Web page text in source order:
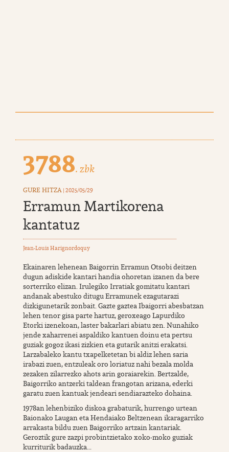
3788. zbk
GURE HITZA | 2025/05/29
Erramun Martikorena
kantatuz
Jean-Louis Harignordoquy
Ekainaren lehenean Baigorrin Erramun Otsobi deitzen
dugun adiskide kantari handia ohoretan izanen da bere
sorterriko elizan. Irulegiko Irratiak gomitatu kantari
andanak abestuko ditugu Erramunek ezagutarazi
dizkigunetarik zonbait. Gazte gaztea Ibaigorri abesbatzan
lehen tenor gisa parte hartuz, geroxeago Lapurdiko
Etorki izenekoan, laster bakarlari abiatu zen. Nunahiko
jende xaharrenei aspaldiko kantuen doinu eta pertsu
guziak gogoz ikasi zizkien eta gutarik anitzi erakatsi.
Larzabaleko kantu txapelketetan bi aldiz lehen saria
irabazi zuen, entzuleak oro loriatuz nahi bezala molda
zezaken zilarrezko ahots arin goraiarekin. Bertzalde,
Baigorriko antzerki taldean frangotan arizana, ederki
garatu zuen kantuak jendeari sendiarazteko dohaina.
1978an lehenbiziko diskoa grabaturik, hurrengo urtean
Baionako Laugan eta Hendaiako Beltzenean ikaragarriko
arrakasta bildu zuen Baigorriko artzain kantariak.
Geroztik gure zazpi probintzietako xoko-moko guziak
kurriturik badauzka...